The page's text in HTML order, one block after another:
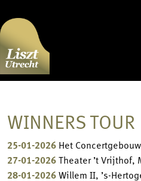
FESTIVAL
JUBILEE
RULES &
LISZT
SPONSORS &
FRANZ
WINNERS TOUR
25-01-2026 Het
27-01-2026Theater ’t Vrijthof,
28-01-2026Willem II, ’s-